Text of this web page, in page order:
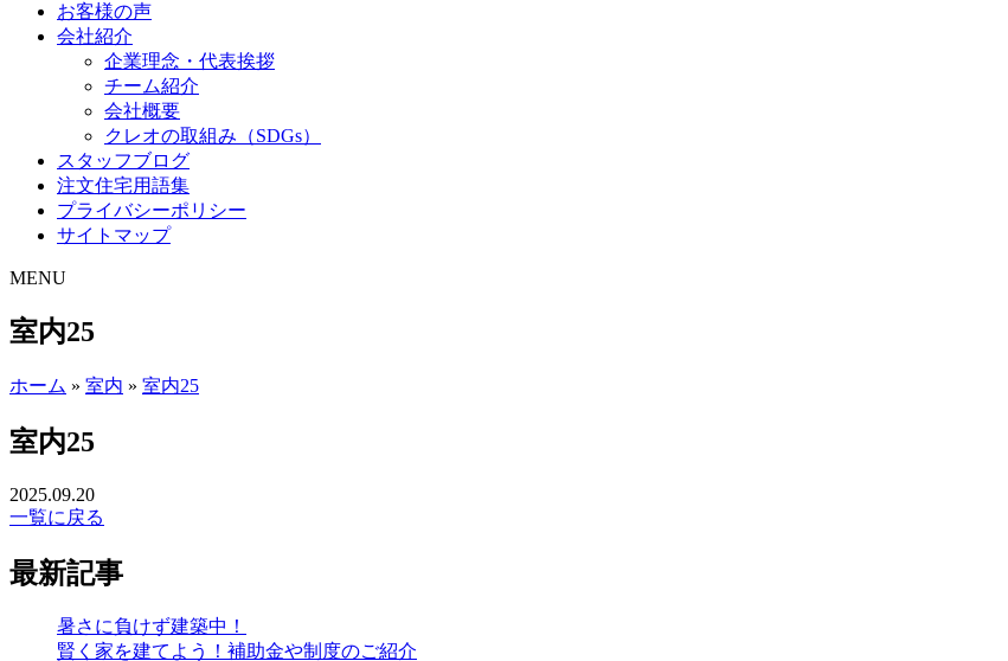
お客様の声
会社紹介
企業理念・代表挨拶
チーム紹介
会社概要
クレオの取組み（SDGs）
スタッフブログ
注文住宅用語集
プライバシーポリシー
サイトマップ
MENU
室内25
ホーム » 室内 » 室内25
室内25
2025.09.20
一覧に戻る
最新記事
暑さに負けず建築中！
賢く家を建てよう！補助金や制度のご紹介